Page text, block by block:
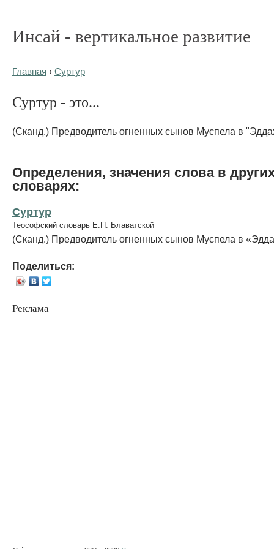
Инсай - вертикальное развитие
Главная › Суртур
Суртур - это...
(Сканд.) Предводитель огненных сынов Муспела в
Определения, значения слова в
словарях:
Суртур
Теософский словарь Е.П. Блаватской
(Сканд.) Предводитель огненных сынов Муспела в
Поделиться:
Реклама